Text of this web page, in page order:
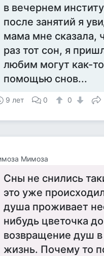
в вечернем
после занятий я
мама мне сказала,
раз тот сон, я
любим могут как-
помощью снов...
9 лет 0 0
Мимоза
Сны не снились
это уже
душа проживает
нибудь цветочка
возвращение душ в
жизнь. Почему то